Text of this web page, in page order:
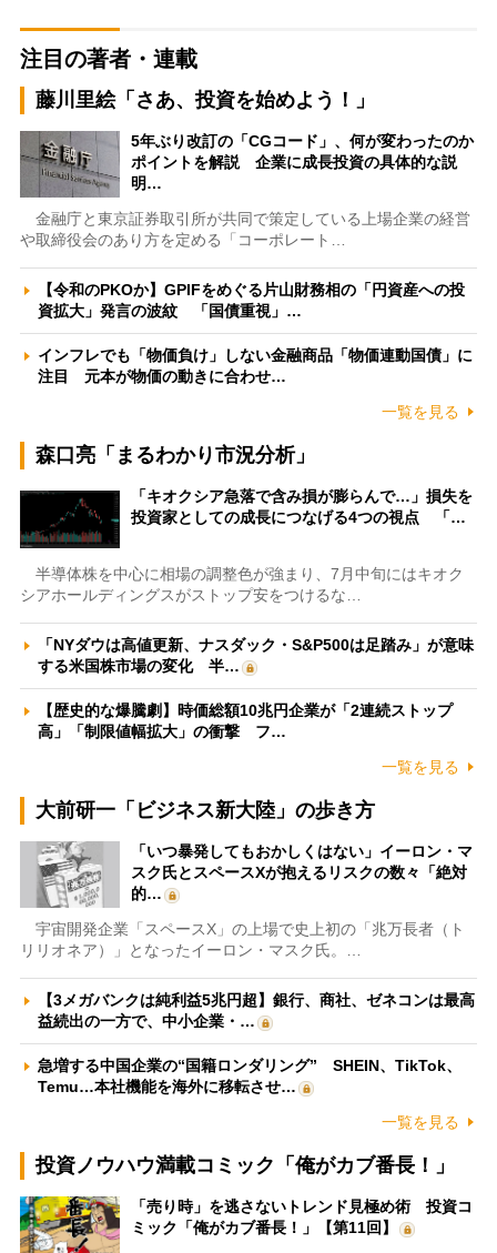
注目の著者・連載
藤川里絵「さあ、投資を始めよう！」
5年ぶり改訂の「CGコード」、何が変わったのか
ポイントを解説 企業に成長投資の具体的な説
明…
金融庁と東京証券取引所が共同で策定している上場企業の経営
や取締役会のあり方を定める「コーポレート…
【令和のPKOか】GPIFをめぐる片山財務相の「円資産への投
資拡大」発言の波紋 「国債重視」…
インフレでも「物価負け」しない金融商品「物価連動国債」に
注目 元本が物価の動きに合わせ…
一覧を見る
森口亮「まるわかり市況分析」
「キオクシア急落で含み損が膨らんで…」損失を
投資家としての成長につなげる4つの視点 「…
半導体株を中心に相場の調整色が強まり、7月中旬にはキオク
シアホールディングスがストップ安をつけるな…
「NYダウは高値更新、ナスダック・S&P500は足踏み」が意味
する米国株市場の変化 半…
【歴史的な爆騰劇】時価総額10兆円企業が「2連続ストップ
高」「制限値幅拡大」の衝撃 フ…
一覧を見る
大前研一「ビジネス新大陸」の歩き方
「いつ暴発してもおかしくはない」イーロン・マ
スク氏とスペースXが抱えるリスクの数々「絶対
的…
宇宙開発企業「スペースX」の上場で史上初の「兆万長者（ト
リリオネア）」となったイーロン・マスク氏。…
【3メガバンクは純利益5兆円超】銀行、商社、ゼネコンは最高
益続出の一方で、中小企業・…
急増する中国企業の“国籍ロンダリング” SHEIN、TikTok、
Temu…本社機能を海外に移転させ…
一覧を見る
投資ノウハウ満載コミック「俺がカブ番長！」
「売り時」を逃さないトレンド見極め術 投資コ
ミック「俺がカブ番長！」【第11回】